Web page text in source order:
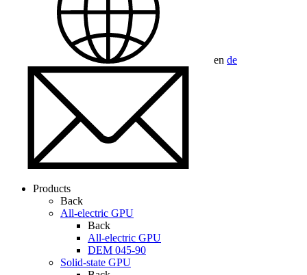
en de
Products
Back
All-electric GPU
Back
All-electric GPU
DEM 045-90
Solid-state GPU